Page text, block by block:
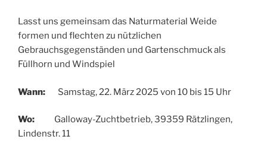
Lasst uns gemeinsam das Naturmaterial Weide
formen und flechten zu nützlichen
Gebrauchsgegenständen und Gartenschmuck als
Füllhorn und Windspiel
Wann: Samstag, 22. März 2025 von 10 bis 15 Uhr
Wo:
Galloway-Zuchtbetrieb, 39359 Rätzlingen,
Lindenstr. 11